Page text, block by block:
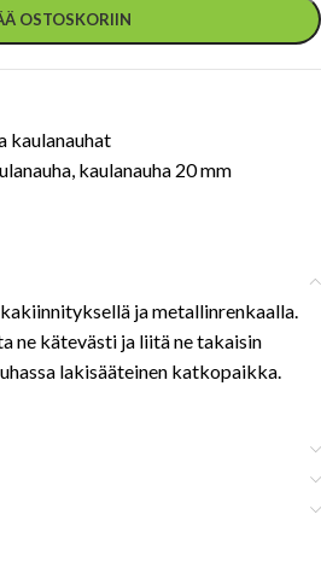
OSTOSKORIIN
kaulanauhat
, kaulanauha 20 mm
ja metallinrenkaalla.
ne kätevästi ja liitä ne takaisin
lakisääteinen katkopaikka.